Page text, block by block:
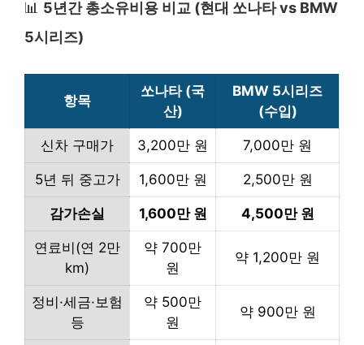
📊 5년간 총소유비용 비교 (현대 쏘나타 vs BMW
5시리즈)
항목
쏘나타 (국
산)
BMW 5시리즈
(수입)
신차 구매가 3,200만 원 7,000만 원
5년 뒤 중고가 1,600만 원 2,500만 원
감가손실 1,600만 원 4,500만 원
연료비(연 2만
km)
약 700만
원
약 1,200만 원
정비·세금·보험
등
약 500만
원
약 900만 원